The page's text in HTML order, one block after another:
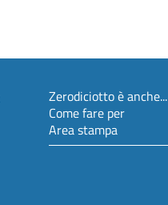
Zerodiciotto è anche...
Come fare per
Area stampa